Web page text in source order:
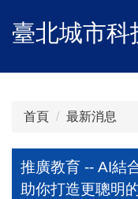
到
臺北城市科
首頁 最新消息
推廣教育 -- AI結
助你打造更聰明